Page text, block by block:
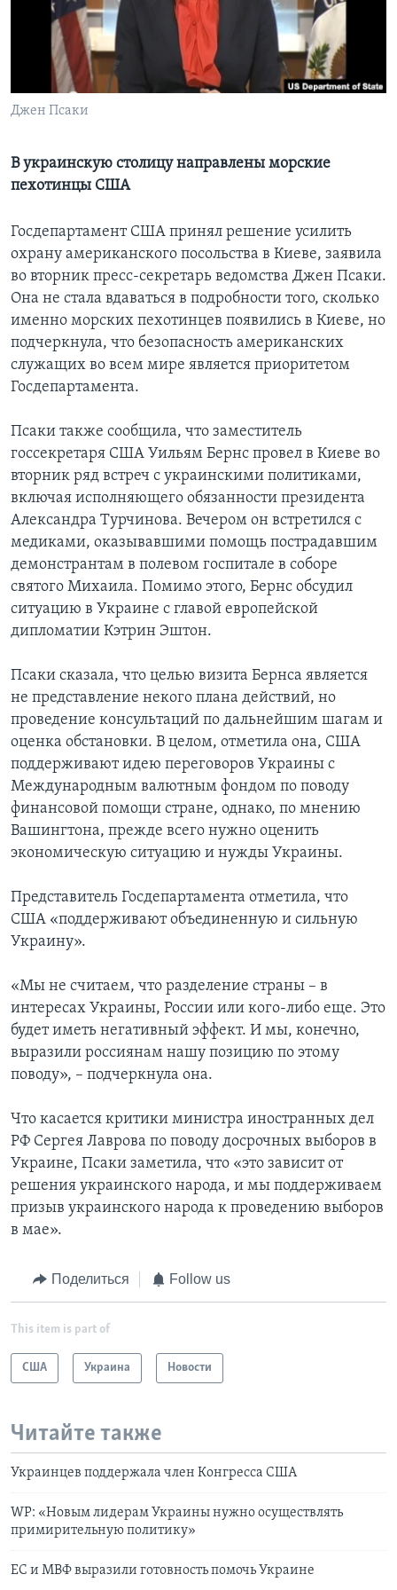
Learning English
СОЦИАЛЬНЫЕ СЕТИ
Языки
Джен Псаки
В украинскую столицу направлены морские
пехотинцы США
Госдепартамент США принял решение усилить
охрану американского посольства в Киеве, заявила
во вторник пресс-секретарь ведомства Джен Псаки.
Она не стала вдаваться в подробности того, сколько
именно морских пехотинцев появились в Киеве, но
подчеркнула, что безопасность американских
служащих во всем мире является приоритетом
Госдепартамента.
Псаки также сообщила, что заместитель
госсекретаря США Уильям Бернс провел в Киеве во
вторник ряд встреч с украинскими политиками,
включая исполняющего обязанности президента
Александра Турчинова. Вечером он встретился с
медиками, оказывавшими помощь пострадавшим
демонстрантам в полевом госпитале в соборе
святого Михаила. Помимо этого, Бернс обсудил
ситуацию в Украине с главой европейской
дипломатии Кэтрин Эштон.
Псаки сказала, что целью визита Бернса является
не представление некого плана действий, но
проведение консультаций по дальнейшим шагам и
оценка обстановки. В целом, отметила она, США
поддерживают идею переговоров Украины с
Международным валютным фондом по поводу
финансовой помощи стране, однако, по мнению
Вашингтона, прежде всего нужно оценить
экономическую ситуацию и нужды Украины.
Представитель Госдепартамента отметила, что
США «поддерживают объединенную и сильную
Украину».
«Мы не считаем, что разделение страны – в
интересах Украины, России или кого-либо еще. Это
будет иметь негативный эффект. И мы, конечно,
выразили россиянам нашу позицию по этому
поводу», – подчеркнула она.
Что касается критики министра иностранных дел
РФ Сергея Лаврова по поводу досрочных выборов в
Украине, Псаки заметила, что «это зависит от
решения украинского народа, и мы поддерживаем
призыв украинского народа к проведению выборов
в мае».
Поделиться Follow us
This item is part of
США Украина Новости
Читайте также
Украинцев поддержала член Конгресса США
WP: «Новым лидерам Украины нужно осуществлять
примирительную политику»
ЕС и МВФ выразили готовность помочь Украине